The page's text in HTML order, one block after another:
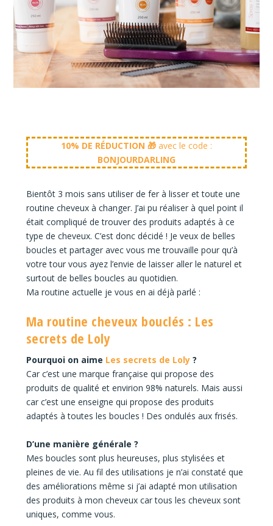
10% DE RÉDUCTION 🎁 avec le code :
BONJOURDARLING
Bientôt 3 mois sans utiliser de fer à lisser et toute une
routine cheveux à changer. J’ai pu réaliser à quel point il
était compliqué de trouver des produits adaptés à ce
type de cheveux. C’est donc décidé ! Je veux de belles
boucles et partager avec vous me trouvaille pour qu’à
votre tour vous ayez l’envie de laisser aller le naturel et
surtout de belles boucles au quotidien.
Ma routine actuelle je vous en ai déjà parlé :
Ma routine cheveux bouclés : Les
secrets de Loly
Pourquoi on aime Les secrets de Loly?
Car c’est une marque française qui propose des
produits de qualité et envirion 98% naturels. Mais aussi
car c’est une enseigne qui propose des produits
adaptés à toutes les boucles ! Des ondulés aux frisés.
D’une manière générale ?
Mes boucles sont plus heureuses, plus stylisées et
pleines de vie. Au fil des utilisations je n’ai constaté que
des améliorations même si j’ai adapté mon utilisation
des produits à mon cheveux car tous les cheveux sont
uniques, comme vous.